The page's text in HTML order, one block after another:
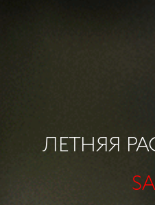
ЛЕТНЯЯ